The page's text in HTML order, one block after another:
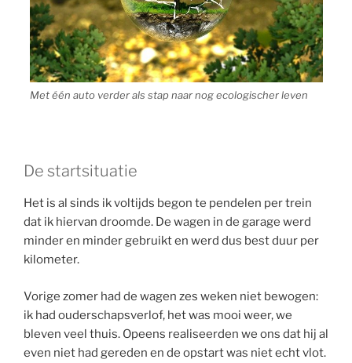
Met één auto verder als stap naar nog ecologischer leven
De startsituatie
Het is al sinds ik voltijds begon te pendelen per trein
dat ik hiervan droomde. De wagen in de garage werd
minder en minder gebruikt en werd dus best duur per
kilometer.
Vorige zomer had de wagen zes weken niet bewogen:
ik had ouderschapsverlof, het was mooi weer, we
bleven veel thuis. Opeens realiseerden we ons dat hij al
even niet had gereden en de opstart was niet echt vlot.